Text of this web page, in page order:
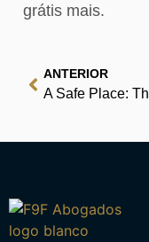
grátis mais.
ANTERIOR